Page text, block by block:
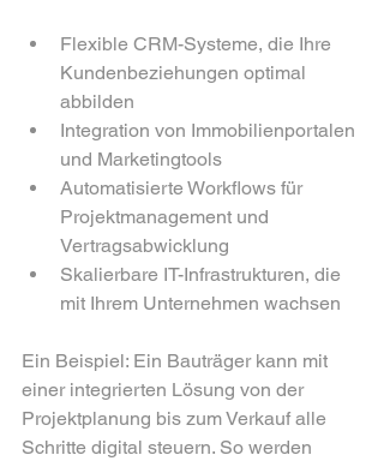
Flexible CRM-Systeme, die Ihre
Kundenbeziehungen optimal
abbilden
Integration von Immobilienportalen
und Marketingtools
Automatisierte Workflows für
Projektmanagement und
Vertragsabwicklung
Skalierbare IT-Infrastrukturen, die
mit Ihrem Unternehmen wachsen
Ein Beispiel: Ein Bauträger kann mit
einer integrierten Lösung von der
Projektplanung bis zum Verkauf alle
Schritte digital steuern. So werden